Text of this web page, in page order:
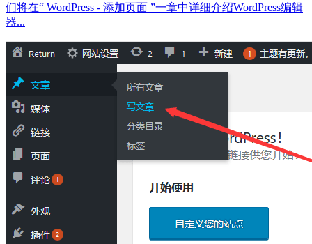
们将在“ WordPress - 添加页面 ”一章中详细介绍WordPress编辑
器...